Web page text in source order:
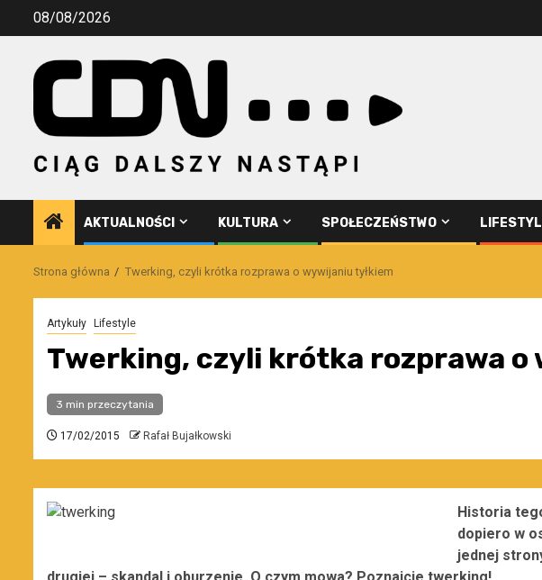
Przejdź08/08/2026
AKTUALNOŚCI KULTURA SPOŁECZEŃSTWO
Strona główna Twerking, czyli krótka rozprawa o wywijaniu tyłkiem
Artykuły Lifestyle
Twerking, czyli krótka rozprawa o
3 min przeczytania
17/02/2015 Rafał Bujałkowski
Historia
dopiero w
jednej